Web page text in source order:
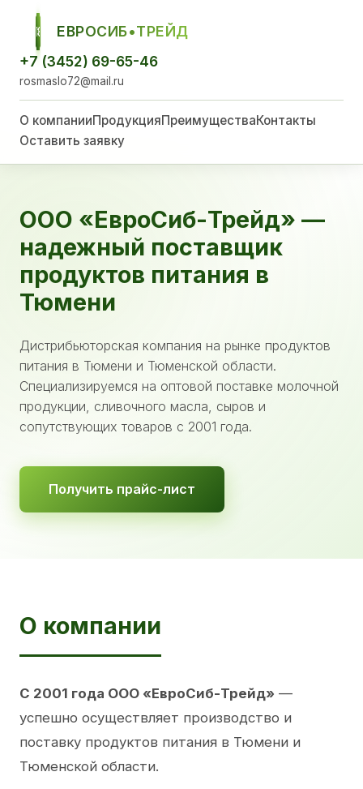
ЕСТ
ЕВРОСИБ•ТРЕЙД
+7 (3452) 69-65-46
rosmaslo72@mail.ru
О компанииПродукцияПреимуществаКонтакты
Оставить заявку
ООО «ЕвроСиб-Трейд» —
надежный поставщик
продуктов питания в
Тюмени
Дистрибьюторская компания на рынке продуктов
питания в Тюмени и Тюменской области.
Специализируемся на оптовой поставке молочной
продукции, сливочного масла, сыров и
сопутствующих товаров с 2001 года.
Получить прайс-лист
О компании
С 2001 года ООО «ЕвроСиб-Трейд» —
успешно осуществляет производство и
поставку продуктов питания в Тюмени и
Тюменской области.